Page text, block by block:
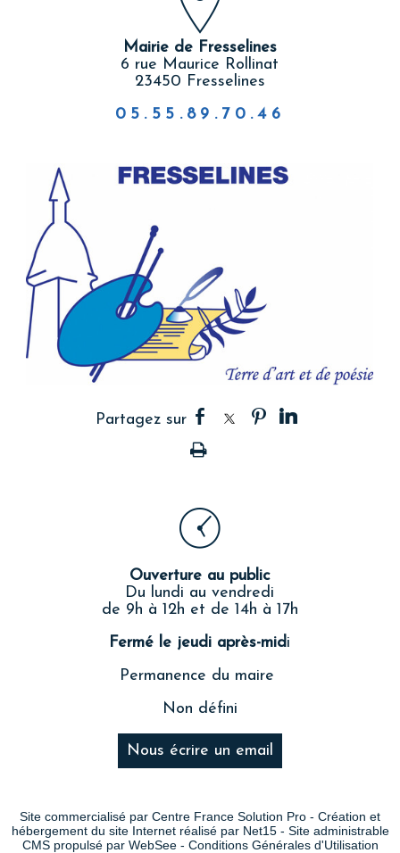
Mairie de Fresselines
6 rue Maurice Rollinat
23450 Fresselines
05.55.89.70.46
Ouverture au public
Du lundi au vendredi
de 9h à 12h et de 14h à 17h
Fermé le jeudi après-midi
Permanence du maire
Non défini
Nous écrire un email
Site commercialisé par Centre France Solution Pro - Création et
hébergement du site Internet réalisé par Net15- Site administrable
CMS propulsé par WebSee- Conditions Générales d'Utilisation